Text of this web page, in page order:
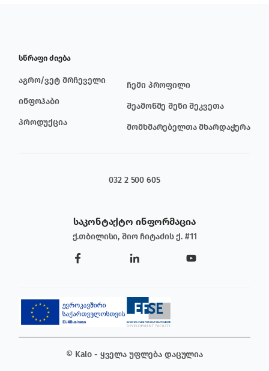
სწრაფი ძიება
აგრო/ვეტ მრჩეველი
ინფოჰაბი
პროდუქცია
ჩემი პროფილი
შეამოწმე შენი შეკვეთა
მომხმარებელთა მხარდაჭერა
032 2 500 605
საკონტაქტო ინფორმაცია
ქ.თბილისი, შიო ჩიტაძის ქ. #11
© Kalo - ყველა უფლება დაცულია